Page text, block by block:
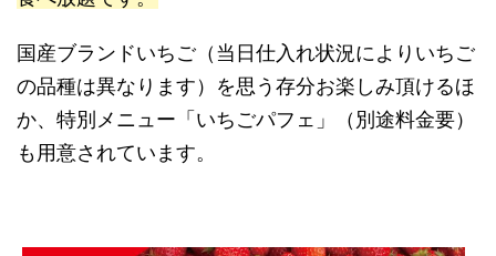
国産ブランドいちご（当日仕入れ状況によりいちご
の品種は異なります）を思う存分お楽しみ頂けるほ
か、特別メニュー「いちごパフェ」（別途料金要）
も用意されています。